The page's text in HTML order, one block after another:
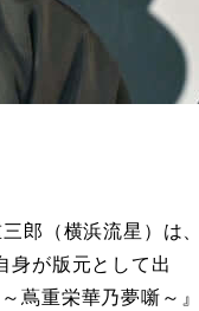
郎（横浜流星）は、
身が版元として出
蔦重栄華乃夢噺～』